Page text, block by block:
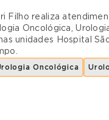
Filho realiza
Oncológica,
unidades
Hospital
.
Oncológica